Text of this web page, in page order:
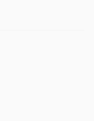
、Advcashなどが